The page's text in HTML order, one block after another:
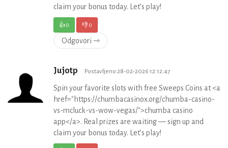
claim your bonus today. Let’s play!
👍0 👎0
Odgovori ⇾
Jujotp Postavljeno 28-02-2026 12:12:47
Spin your favorite slots with free Sweeps Coins at <a
href="https://chumbacasinox.org/chumba-casino-
vs-mcluck-vs-wow-vegas/">chumba casino
app</a>. Real prizes are waiting — sign up and
claim your bonus today. Let’s play!